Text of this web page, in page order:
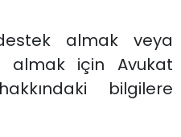
almak veya
almak için Avukat
hakkındaki bilgilere